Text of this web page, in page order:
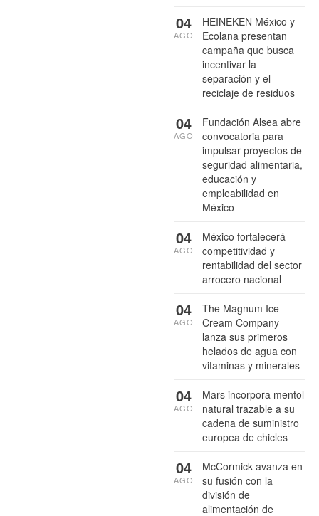
HEINEKEN México y
Ecolana presentan
campaña que busca
incentivar la
separación y el
reciclaje de residuos
04
AGO
Fundación Alsea abre
convocatoria para
impulsar proyectos de
seguridad alimentaria,
educación y
empleabilidad en
México
04
AGO
México fortalecerá
competitividad y
rentabilidad del sector
arrocero nacional
04
AGO
The Magnum Ice
Cream Company
lanza sus primeros
helados de agua con
vitaminas y minerales
04
AGO
Mars incorpora mentol
natural trazable a su
cadena de suministro
europea de chicles
04
AGO
McCormick avanza en
su fusión con la
división de
alimentación de
04
AGO